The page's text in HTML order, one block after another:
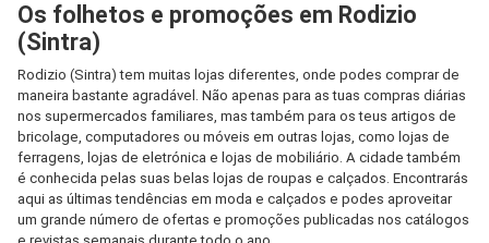
Os folhetos e promoções em Rodizio
(Sintra)
Rodizio (Sintra) tem muitas lojas diferentes, onde podes comprar de
maneira bastante agradável. Não apenas para as tuas compras diárias
nos supermercados familiares, mas também para os teus artigos de
bricolage, computadores ou móveis em outras lojas, como lojas de
ferragens, lojas de eletrónica e lojas de mobiliário. A cidade também
é conhecida pelas suas belas lojas de roupas e calçados. Encontrarás
aqui as últimas tendências em moda e calçados e podes aproveitar
um grande número de ofertas e promoções publicadas nos catálogos